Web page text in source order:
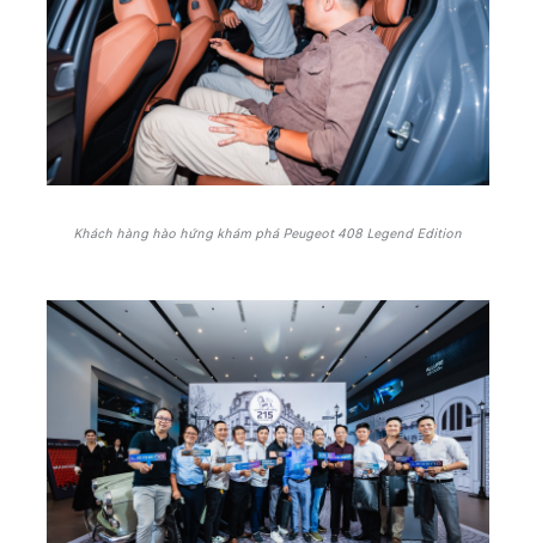
Khách hàng hào hứng khám phá Peugeot 408 Legend Edition